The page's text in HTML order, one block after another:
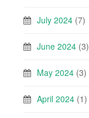
July 2024 (7)
June 2024 (3)
May 2024 (3)
April 2024 (1)